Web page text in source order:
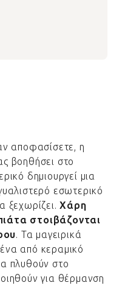
αποφασίσετε, η
βοηθήσει στο
δημιουργεί μια
εσωτερικό
ξεχωρίζει.Χάρη
στοιβάζονται
. Τα μαγειρικά
από κεραμικό
πλυθούν στο
για θέρμανση